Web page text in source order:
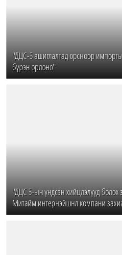
"ДЦС-5 ашиглалтад орсноор
бүрэн орлоно"
"ДЦС 5-ын үндсэн хийцлэлүүд болох
Митайм интернэйшнл компани